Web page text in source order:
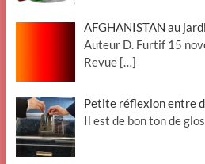
AFGHANISTAN au
Auteur D. Furtif 15
Revue […]
Petite réflexion entre
Il est de bon ton de